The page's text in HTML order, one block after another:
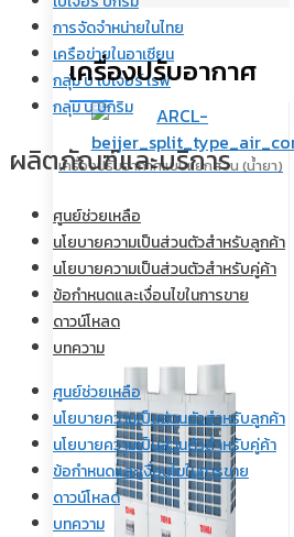
เครื่องปรับอากาศ
เครื่องปรับอากาศแบบแยกส่วน (น้ำยา)
การจัดจำหน่ายในไทย
เครือข่ายในอาเซียน
กลุ่ม บ เบเจอร์ เรฟ
กลุ่ม บ บีกริม
ผลิตภัณฑ์และบริการ
ศูนย์ช่วยเหลือ
นโยบายความเป็นส่วนตัวสำหรับลูกค้า
นโยบายความเป็นส่วนตัวสำหรับคู่ค้า
ข้อกำหนดและเงื่อนไขในการขาย
ดาวน์โหลด
บทความ
ศูนย์ช่วยเหลือ
นโยบายความเป็นส่วนตัวสำหรับลูกค้า
นโยบายความเป็นส่วนตัวสำหรับคู่ค้า
ข้อกำหนดและเงื่อนไขในการขาย
ดาวน์โหลด
บทความ